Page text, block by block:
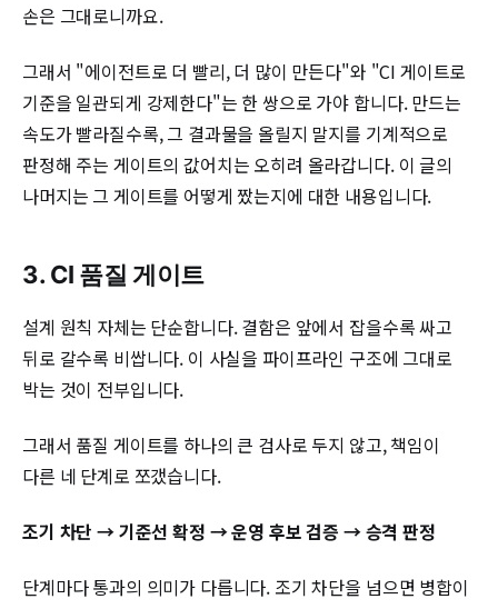
손은 그대로니까요.
그래서 "에이전트로 더 빨리, 더 많이 만든다"와 "CI 게이트로
기준을 일관되게 강제한다"는 한 쌍으로 가야 합니다. 만드는
속도가 빨라질수록, 그 결과물을 올릴지 말지를 기계적으로
판정해 주는 게이트의 값어치는 오히려 올라갑니다. 이 글의
나머지는 그 게이트를 어떻게 짰는지에 대한 내용입니다.
3. CI 품질 게이트
설계 원칙 자체는 단순합니다. 결함은 앞에서 잡을수록 싸고
뒤로 갈수록 비쌉니다. 이 사실을 파이프라인 구조에 그대로
박는 것이 전부입니다.
그래서 품질 게이트를 하나의 큰 검사로 두지 않고, 책임이
다른 네 단계로 쪼갰습니다.
조기 차단 → 기준선 확정 → 운영 후보 검증 → 승격 판정
단계마다 통과의 의미가 다릅니다. 조기 차단을 넘으면 병합이